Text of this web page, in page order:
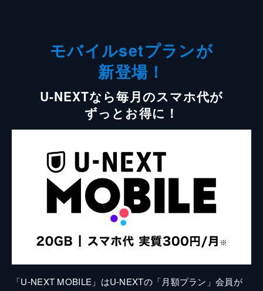
モバイルsetプランが
新登場！
U-NEXTなら毎月のスマホ代が
ずっとお得に！
「U-NEXT MOBILE」はU-NEXTの「月額プラン」会員が